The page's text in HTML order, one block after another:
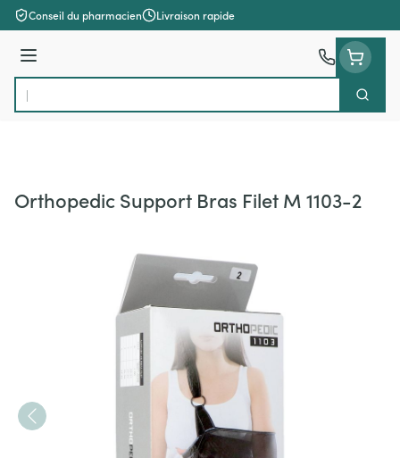
Aller au contenu
Conseil du pharmacien Livraison rapide
Menu
Rechercher
Orthopedic Support Bras Filet M 1103-2